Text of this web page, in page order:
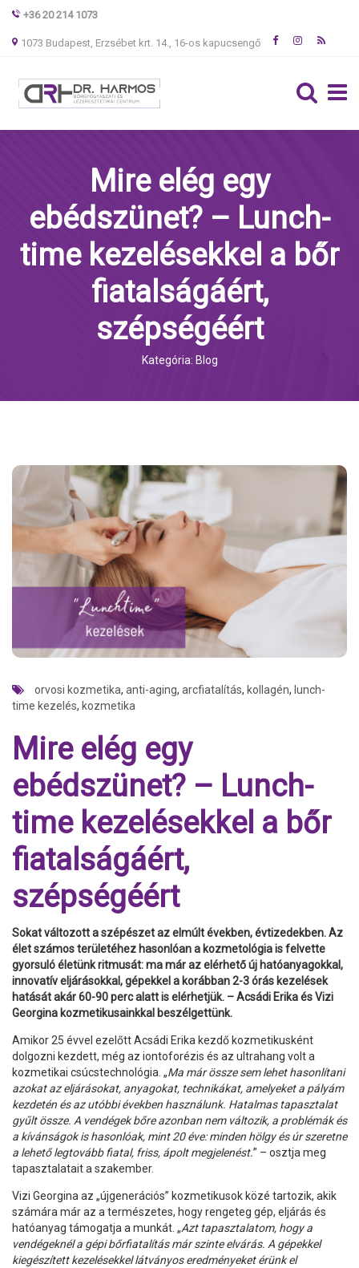
+36 20 214 1073
1073 Budapest, Erzsébet krt. 14., 16-os kapucsengő
Mire elég egy
ebédszünet? – Lunch-
time kezelésekkel a bőr
fiatalságáért,
szépségéért
Kategória: Blog
orvosi kozmetika, anti-aging, arcfiatalítás, kollagén, lunch-
time kezelés, kozmetika
Mire elég egy
ebédszünet? – Lunch-
time kezelésekkel a bőr
fiatalságáért,
szépségéért
Sokat változott a szépészet az elmúlt években, évtizedekben. Az
élet számos területéhez hasonlóan a kozmetológia is felvette
gyorsuló életünk ritmusát: ma már az elérhető új hatóanyagokkal,
innovatív eljárásokkal, gépekkel a korábban 2-3 órás kezelések
hatását akár 60-90 perc alatt is elérhetjük. – Acsádi Erika és Vizi
Georgina kozmetikusainkkal beszélgettünk.
Amikor 25 évvel ezelőtt Acsádi Erika kezdő kozmetikusként
dolgozni kezdett, még az iontoforézis és az ultrahang volt a
kozmetikai csúcstechnológia. „Ma már össze sem lehet hasonlítani
azokat az eljárásokat, anyagokat, technikákat, amelyeket a pályám
kezdetén és az utóbbi években használunk. Hatalmas tapasztalat
gyűlt össze. A vendégek bőre azonban nem változik, a problémák és
a kívánságok is hasonlóak, mint 20 éve: minden hölgy és úr szeretne
a lehető legtovább fiatal, friss, ápolt megjelenést.” – osztja meg
tapasztalatait a szakember.
Vizi Georgina az „újgenerációs” kozmetikusok közé tartozik, akik
számára már az a természetes, hogy rengeteg gép, eljárás és
hatóanyag támogatja a munkát. „Azt tapasztalatom, hogy a
vendégeknél a gépi bőrfiatalítás már szinte elvárás. A gépekkel
kiegészített kezelésekkel látványos eredményeket érünk el